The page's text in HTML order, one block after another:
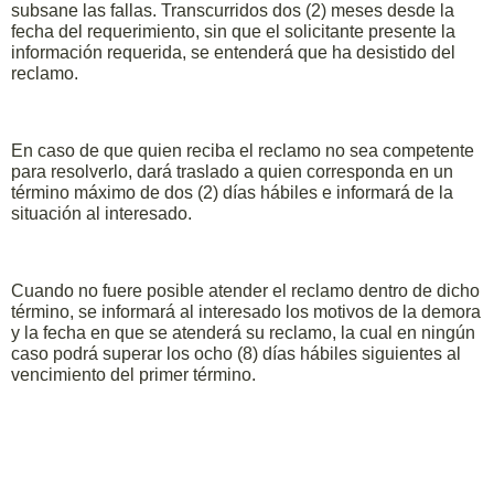
subsane las fallas. Transcurridos dos (2) meses desde la
fecha del requerimiento, sin que el solicitante presente la
información requerida, se entenderá que ha desistido del
reclamo.
En caso de que quien reciba el reclamo no sea competente
para resolverlo, dará traslado a quien corresponda en un
término máximo de dos (2) días hábiles e informará de la
situación al interesado.
Cuando no fuere posible atender el reclamo dentro de dicho
término, se informará al interesado los motivos de la demora
y la fecha en que se atenderá su reclamo, la cual en ningún
caso podrá superar los ocho (8) días hábiles siguientes al
vencimiento del primer término.